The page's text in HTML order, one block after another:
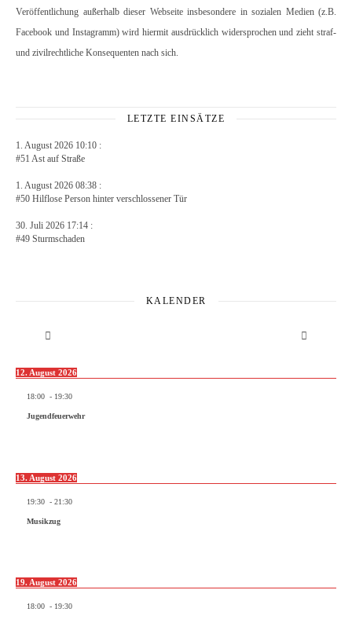
Veröffentlichung außerhalb dieser Webseite insbesondere in sozialen Medien (z.B.
Facebook und Instagramm) wird hiermit ausdrücklich widersprochen und zieht straf-
und zivilrechtliche Konsequenten nach sich.
LETZTE EINSÄTZE
1. August 2026 10:10 :
#51 Ast auf Straße
1. August 2026 08:38 :
#50 Hilflose Person hinter verschlossener Tür
30. Juli 2026 17:14 :
#49 Sturmschaden
KALENDER
12. August 2026
18:00 - 19:30
Jugendfeuerwehr
13. August 2026
19:30 - 21:30
Musikzug
19. August 2026
18:00 - 19:30